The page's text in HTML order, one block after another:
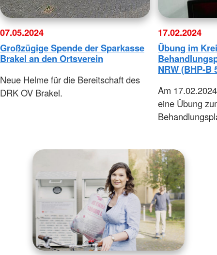
07.05.2024
Großzügige Spende der Sparkasse
Brakel an den Ortsverein
Neue Helme für die Bereitschaft des
DRK OV Brakel.
17.02.2024
Übung im
NRW (BHP-B
Am
eine Übung